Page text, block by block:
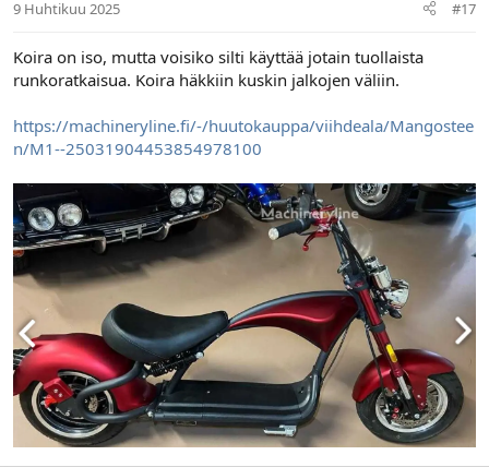
9 Huhtikuu 2025 #17
Koira on iso, mutta voisiko silti käyttää jotain tuollaista
runkoratkaisua. Koira häkkiin kuskin jalkojen väliin.
https://machineryline.fi/-/huutokauppa/viihdeala/Mangostee
n/M1--25031904453854978100